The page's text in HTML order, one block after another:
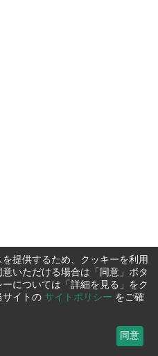
提供するため、クッキーを利用
いただける場合は「同意」ボタ
については「詳細を見る」をク
サイトの サイトポリシー をご確
同意